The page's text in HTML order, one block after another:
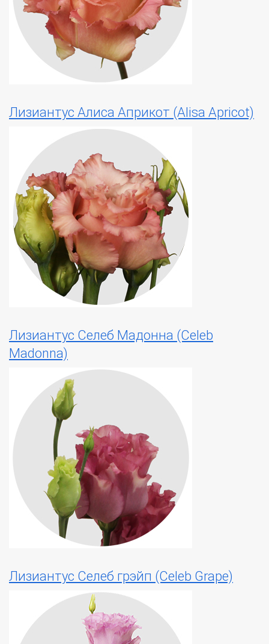
Лизиантус Алиса Априкот (Alisa Apricot)
Лизиантус Селеб Мадонна (Celeb
Madonna)
Лизиантус Селеб грэйп (Celeb Grape)